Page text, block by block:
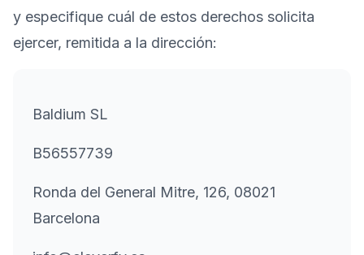
y especifique cuál de estos derechos solicita
ejercer, remitida a la dirección:
Baldium SL
B56557739
Ronda del General Mitre, 126, 08021
Barcelona